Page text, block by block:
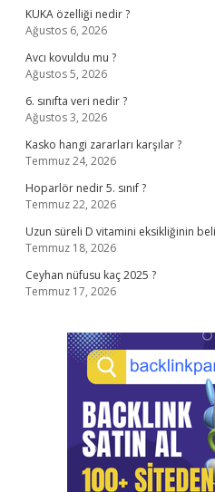
KUKA özelliği nedir ?
Ağustos 6, 2026
Avcı kovuldu mu ?
Ağustos 5, 2026
6. sınıfta veri nedir ?
Ağustos 3, 2026
Kasko hangi zararları karşılar ?
Temmuz 24, 2026
Hoparlör nedir 5. sınıf ?
Temmuz 22, 2026
Uzun süreli D vitamini eksikliğinin
Temmuz 18, 2026
Ceyhan nüfusu kaç 2025 ?
Temmuz 17, 2026